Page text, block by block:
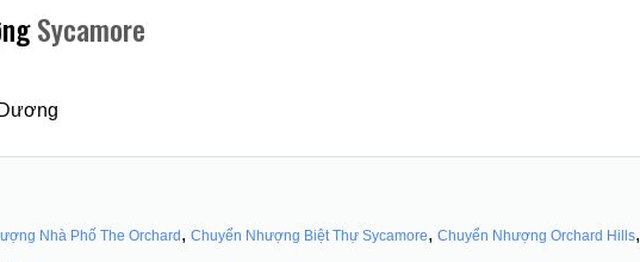
Sycamore
Nhà Phố The Orchard , Chuyển Nhượng Biệt Thự Sycamore, Chuyển Nhượng Orchard Hills,